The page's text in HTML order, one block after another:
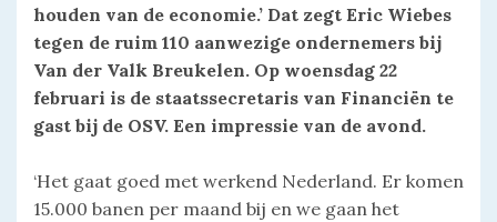
houden van de economie.’ Dat zegt Eric Wiebes
tegen de ruim 110 aanwezige ondernemers bij
Van der Valk Breukelen. Op woensdag 22
februari is de staatssecretaris van Financiën te
gast bij de OSV. Een impressie van de avond.
‘Het gaat goed met werkend Nederland. Er komen
15.000 banen per maand bij en we gaan het